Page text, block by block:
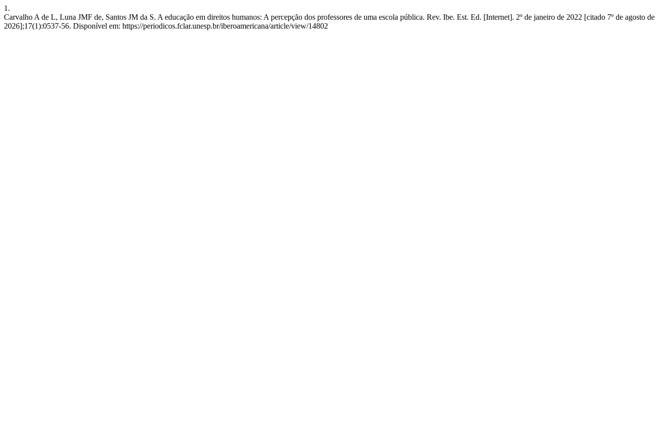
1.
Carvalho A de L, Luna JMF de, Santos JM da S. A educação em direitos humanos: A percepção dos professores de uma escola pública. Rev. Ibe. Est. Ed. [Internet]. 2º de janeiro de 2022 [citado 7º de agosto de
2026];17(1):0537-56. Disponível em: https://periodicos.fclar.unesp.br/iberoamericana/article/view/14802